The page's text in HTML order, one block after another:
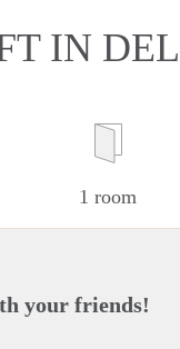
IN
1 room
your friends!